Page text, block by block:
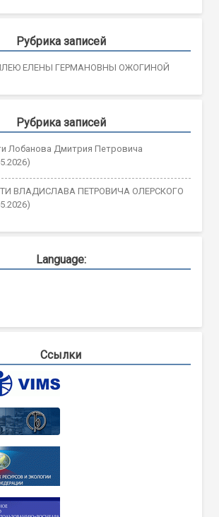
Рубрика записей
ЕЛЕНЫ ГЕРМАНОВНЫ ОЖОГИНОЙ
Рубрика записей
Лобанова Дмитрия Петровича
ВЛАДИСЛАВА ПЕТРОВИЧА ОЛЕРСКОГО
Language:
Ссылки